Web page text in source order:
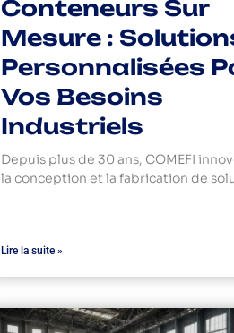
Conteneurs Sur
Mesure :
Personnalisées
Vos Besoins
Industriels
Depuis plus de 30 ans, COMEFI
la conception et la fabrication de
Lire la suite »